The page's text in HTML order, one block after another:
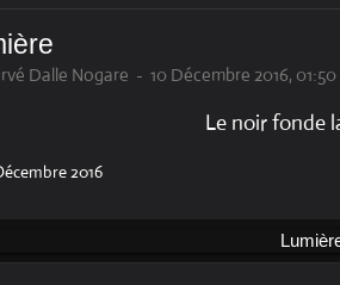
Dalle Nogare - 10 Décembre 2016, 01:50
Le noir fonde
2016